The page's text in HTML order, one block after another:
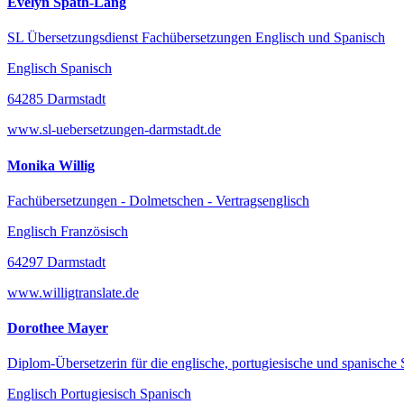
SL Übersetzungsdienst Fachübersetzungen Englisch und Spanisch
Englisch Spanisch
64285 Darmstadt
www.sl-uebersetzungen-darmstadt.de
Monika Willig
Fachübersetzungen - Dolmetschen - Vertragsenglisch
Englisch Französisch
64297 Darmstadt
www.willigtranslate.de
Dorothee Mayer
Diplom-Übersetzerin für die englische, portugiesische und spanische
Englisch Portugiesisch Spanisch